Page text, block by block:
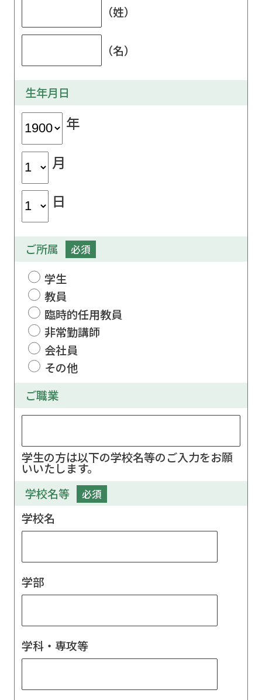
（姓）
（名）
生年月日
年
月
日
ご所属 必須
学生
教員
臨時的任用教員
非常勤講師
会社員
その他
ご職業
学生の方は以下の学校名等のご入力をお願
いいたします。
学校名等
必須
学校名
学部
学科・専攻等